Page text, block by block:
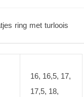
ring met turloois
16, 16,5, 17,
17,5, 18,